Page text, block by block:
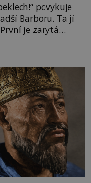
povykuje
Barboru. Ta jí
je zarytá
A každá z
hradu
Za manželku má